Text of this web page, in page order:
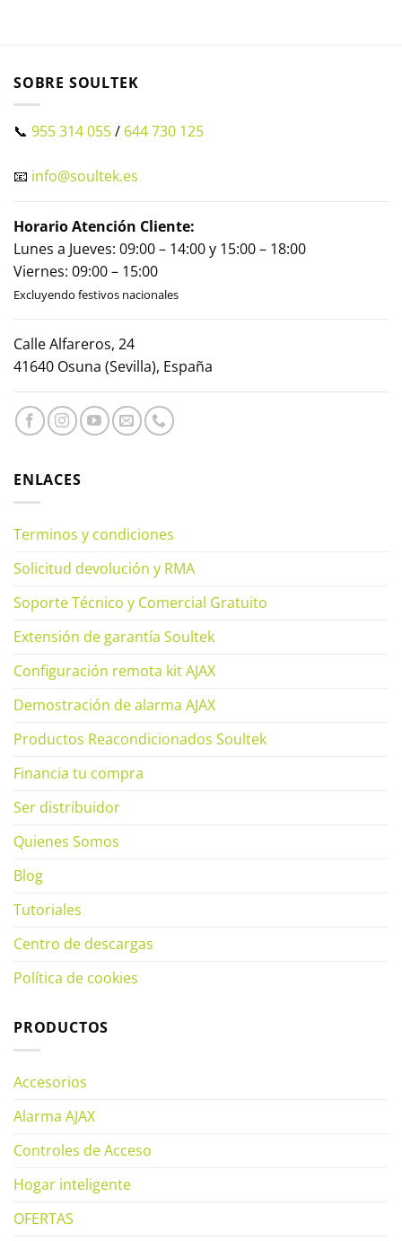
SOBRE SOULTEK
📞 955 314 055/ 644 730 125
📧 info@soultek.es
Horario Atención Cliente:
Lunes a Jueves: 09:00 – 14:00 y 15:00 – 18:00
Viernes: 09:00 – 15:00
Excluyendo festivos nacionales
Calle Alfareros, 24
41640 Osuna (Sevilla), España
ENLACES
Terminos y condiciones
Solicitud devolución y RMA
Soporte Técnico y Comercial Gratuito
Extensión de garantía Soultek
Configuración remota kit AJAX
Demostración de alarma AJAX
Productos Reacondicionados Soultek
Financia tu compra
Ser distribuidor
Quienes Somos
Blog
Tutoriales
Centro de descargas
Política de cookies
PRODUCTOS
Accesorios
Alarma AJAX
Controles de Acceso
Hogar inteligente
OFERTAS